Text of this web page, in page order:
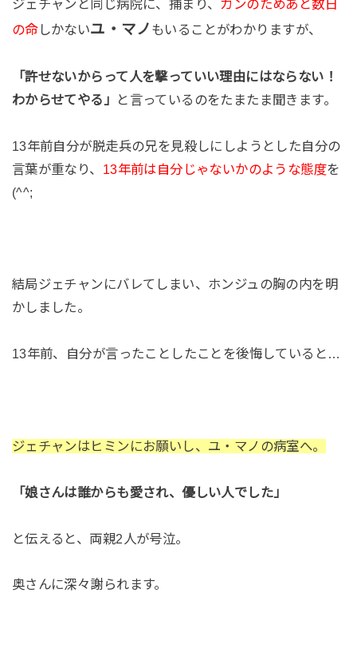
ジェチャンと同じ病院に、捕まり、 ガンのためあと数日
の命しかないユ・マノ もいることがわかりますが、
「許せないからって人を撃っていい理由にはならない！
わからせてやる」
と言っているのをたまたま聞きます。
13年前自分が脱走兵の兄を見殺しにしようとした自分の
言葉が重なり、 13年前は自分じゃないかのような態度を
(^^;
結局ジェチャンにバレてしまい、ホンジュの胸の内を明
かしました。
13年前、自分が言ったことしたことを後悔していると…
ジェチャンはヒミンにお願いし、ユ・マノの病室へ。
「娘さんは誰からも愛され、優しい人でした」
と伝えると、両親2人が号泣。
奥さんに深々謝られます。